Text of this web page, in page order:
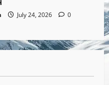
July 24, 2026
0